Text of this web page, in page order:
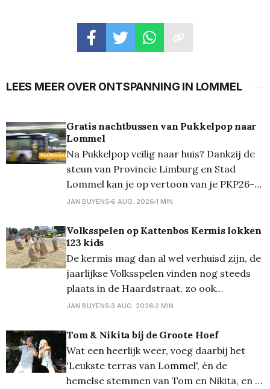
LEES MEER OVER ONTSPANNING IN LOMMEL
Gratis nachtbussen van Pukkelpop naar
Lommel
Na Pukkelpop veilig naar huis? Dankzij de
steun van Provincie Limburg en Stad
Lommel kan je op vertoon van je PKP26-
polsbandje gratis gebruik maken van de
vertrekken aan een speciale halte bij het
festivalterrein in Kiewit na afloop van de
festivaldag: Nacht van
JAN BUYENS 6 AUG. 2026 1 MIN
Volksspelen op Kattenbos Kermis lokken
123 kids
De kermis mag dan al wel verhuisd zijn, de
jaarlijkse Volksspelen vinden nog steeds
plaats in de Haardstraat, zo ook
vanmiddag. Onder een loden zon kwamen
opdagen voor deze jaarlijkse leuke
traditie. Van zaklopen tot paalklimmen en
véél meer, de pret kon niet
JAN BUYENS 3 AUG. 2026 2 MIN
Tom & Nikita bij de Groote Hoef
Wat een heerlijk weer, voeg daarbij het
'Leukste terras van Lommel', én de
hemelse stemmen van Tom en Nikita, en je